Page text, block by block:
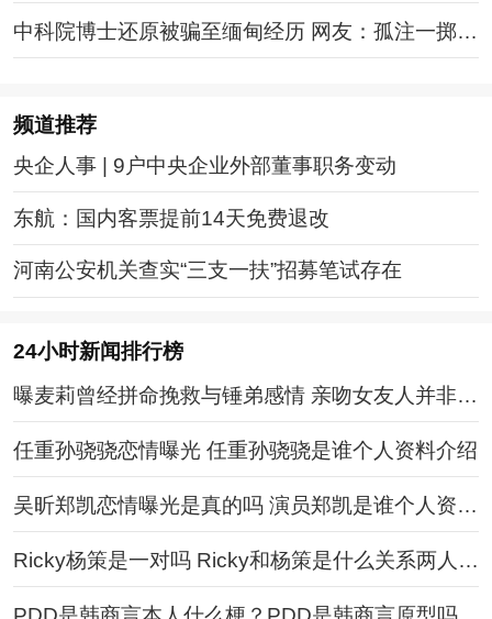
中科院博士还原被骗至缅甸经历 网友：孤注一掷现
实版
频道推荐
央企人事 | 9户中央企业外部董事职务变动
东航：国内客票提前14天免费退改
河南公安机关查实“三支一扶”招募笔试存在
24小时新闻排行榜
曝麦莉曾经拼命挽救与锤弟感情 亲吻女友人并非恋
爱
任重孙骁骁恋情曝光 任重孙骁骁是谁个人资料介绍
吴昕郑凯恋情曝光是真的吗 演员郑凯是谁个人资料
简历介绍
Ricky杨策是一对吗 Ricky和杨策是什么关系两人资
料介绍